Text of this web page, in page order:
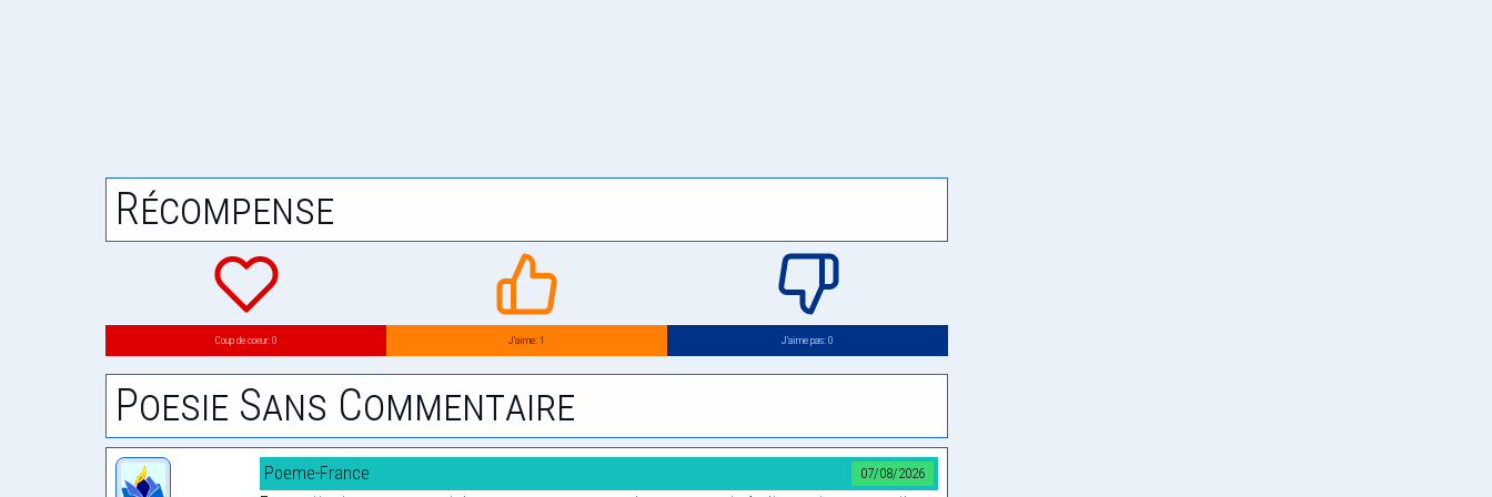
Récompense
Coup de coeur: 0 J’aime: 1 J’aime pas: 0
Poesie Sans Commentaire
07/08/2026
Poeme-France